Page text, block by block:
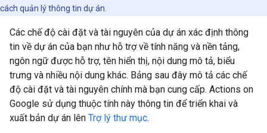
cách quản lý thông tin dự án.
Các chế độ cài đặt và tài nguyên của dự án xác định thông
tin về dự án của bạn như hỗ trợ về tính năng và nền tảng,
ngôn ngữ được hỗ trợ, tên hiển thị, nội dung mô tả, biểu
trưng và nhiều nội dung khác. Bảng sau đây mô tả các chế
độ cài đặt và tài nguyên chính mà bạn cung cấp. Actions on
Google sử dụng thuộc tính này thông tin để triển khai và
xuất bản dự án lên Trợ lý thư mục.